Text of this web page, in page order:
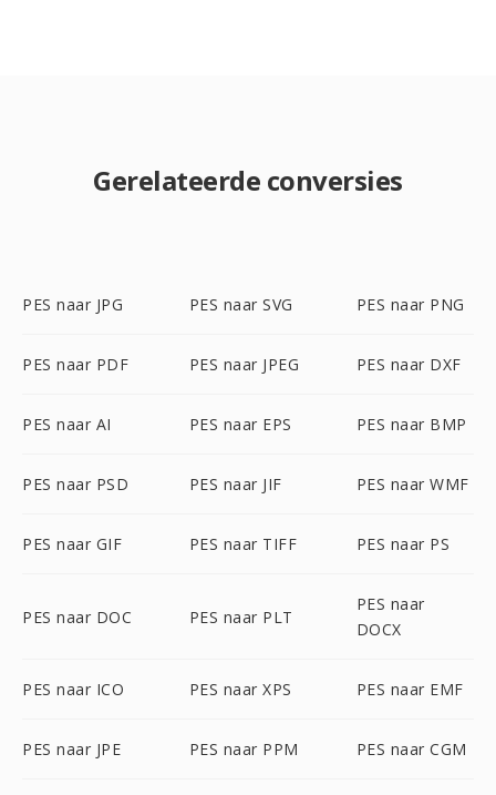
Gerelateerde conversies
PES naar JPG PES naar SVG PES naar PNG
PES naar PDF PES naar JPEG PES naar DXF
PES naar AI PES naar EPS PES naar BMP
PES naar PSD PES naar JIF PES naar WMF
PES naar GIF PES naar TIFF PES naar PS
PES naar DOC PES naar PLT
PES naar
DOCX
PES naar ICO PES naar XPS PES naar EMF
PES naar JPE PES naar PPM PES naar CGM